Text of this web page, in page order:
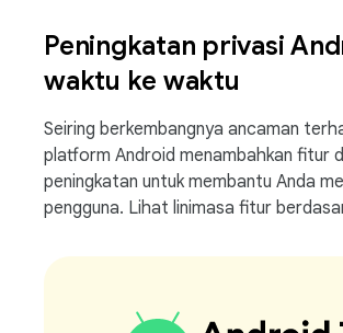
Peningkatan privasi
waktu ke waktu
Seiring berkembangnya ancaman
platform Android menambahkan fitur
peningkatan untuk membantu Anda
pengguna. Lihat linimasa fitur